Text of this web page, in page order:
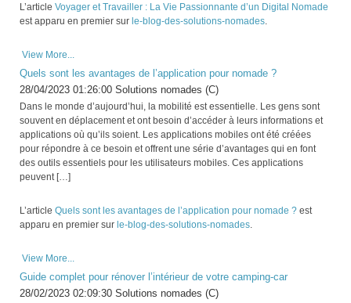
L’articleVoyager et Travailler : La Vie Passionnante d’un Digital Nomade
est apparu en premier surle-blog-des-solutions-nomades
View More...
Quels sont les avantages de l’application pour nomade ?
28/04/2023 01:26:00 Solutions nomades (C)
Dans le monde d’aujourd’hui, la mobilité est essentielle. Les gens sont
souvent en déplacement et ont besoin d’accéder à leurs informations et
applications où qu’ils soient. Les applications mobiles ont été créées
pour répondre à ce besoin et offrent une série d’avantages qui en font
des outils essentiels pour les utilisateurs mobiles. Ces applications
peuvent […]
L’articleQuels sont les avantages de l’application pour nomade ? est
apparu en premier surle-blog-des-solutions-nomades
View More...
Guide complet pour rénover l’intérieur de votre camping-car
28/02/2023 02:09:30 Solutions nomades (C)